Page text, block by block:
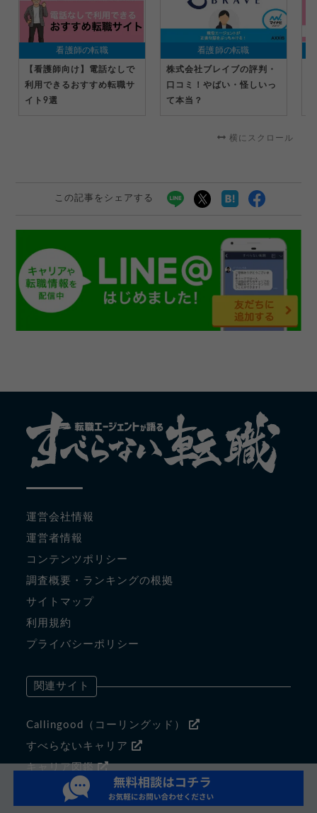
看護師の転職
【看護師向け】電話なしで
利用できるおすすめ転職サ
イト9選
看護師の転職
株式会社ブレイブの評判・
口コミ！やばい・怪しいっ
て本当？
横にスクロール
この記事をシェアする
運営会社情報
運営者情報
コンテンツポリシー
調査概要・ランキングの根拠
サイトマップ
利用規約
プライバシーポリシー
関連サイト
Callingood（コーリングッド）
すべらないキャリア
マジキャリ